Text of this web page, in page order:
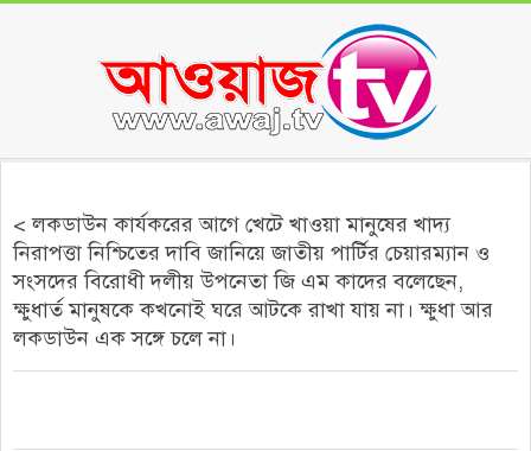
Menu
< লকডাউন কার্যকরের আগে খেটে খাওয়া মানুষের খাদ্য
নিরাপত্তা নিশ্চিতের দাবি জানিয়ে জাতীয় পার্টির চেয়ারম্যান ও
সংসদের বিরোধী দলীয় উপনেতা জি এম কাদের বলেছেন,
ক্ষুধার্ত মানুষকে কখনোই ঘরে আটকে রাখা যায় না। ক্ষুধা আর
লকডাউন এক সঙ্গে চলে না।